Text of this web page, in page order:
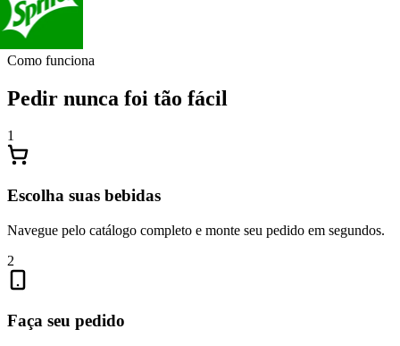
Como funciona
Pedir nunca foi tão fácil
1
Escolha suas bebidas
Navegue pelo catálogo completo e monte seu pedido em segundos.
2
Faça seu pedido